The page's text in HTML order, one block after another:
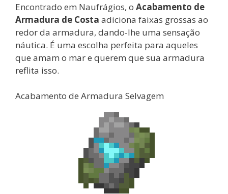
Encontrado em Naufrágios, o Acabamento de
Armadura de Costa adiciona faixas grossas ao
redor da armadura, dando-lhe uma sensação
náutica. É uma escolha perfeita para aqueles
que amam o mar e querem que sua armadura
reflita isso.
Acabamento de Armadura Selvagem